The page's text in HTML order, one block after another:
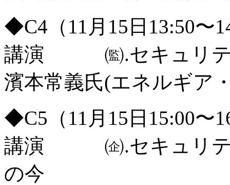
◆C4（11月15日13:50〜
講演 ㈼.セキュリテ
濱本常義氏(エネルギア
◆C5（11月15日15:00〜
講演 ㈽.セキュリテ
の今